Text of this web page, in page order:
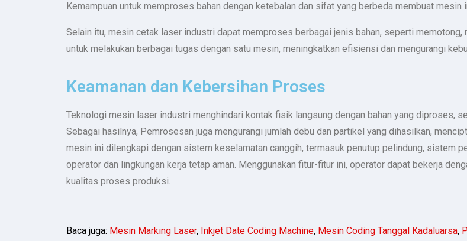
Kemampuan untuk memproses bahan dengan ketebalan dan sifat yang berbeda membuat mesin
Selain itu, mesin cetak laser industri dapat memproses berbagai jenis bahan, seperti memotong,
untuk melakukan berbagai tugas dengan satu mesin, meningkatkan efisiensi dan mengurangi
Keamanan dan Kebersihan Proses
Teknologi mesin laser industri menghindari kontak fisik langsung dengan bahan yang diproses,
Sebagai hasilnya, Pemrosesan juga mengurangi jumlah debu dan partikel yang dihasilkan,
mesin ini dilengkapi dengan sistem keselamatan canggih, termasuk penutup pelindung, sistem
operator dan lingkungan kerja tetap aman. Menggunakan fitur-fitur ini, operator dapat bekerja
kualitas proses produksi.
Baca juga: Mesin Marking Laser, Inkjet Date Coding Machine, Mesin Coding Tanggal Kadaluarsa,